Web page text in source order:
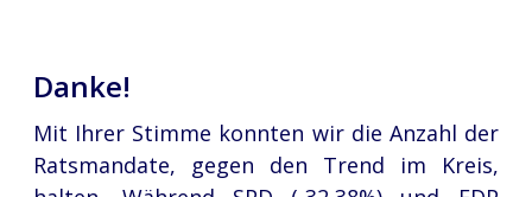
Danke!
Mit Ihrer Stimme konnten wir die Anzahl der
Ratsmandate, gegen den Trend im Kreis,